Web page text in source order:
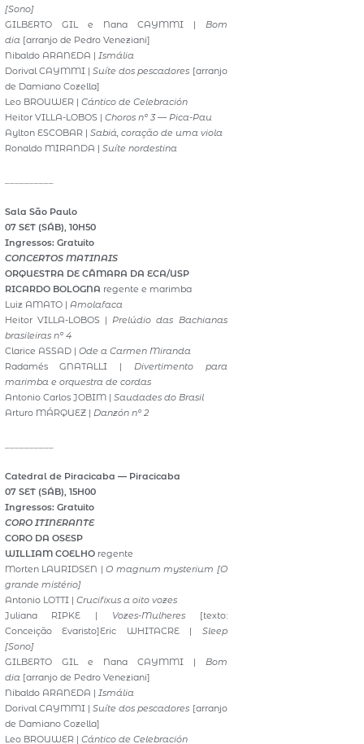
[Sono]
GILBERTO GIL e Nana CAYMMI | Bom
dia [arranjo de Pedro Veneziani]
Nibaldo ARANEDA | Ismália
Dorival CAYMMI |Suíte dos pescadores [arranjo
de Damiano Cozella]
Leo BROUWER | Cántico de Celebración
Heitor VILLA-LOBOS | Choros nº 3 — Pica-Pau
Aylton ESCOBAR | Sabiá, coração de uma viola
Ronaldo MIRANDA | Suíte nordestina
Sala São Paulo
07 SET (SÁB), 10H50
Ingressos: Gratuito
CONCERTOS MATINAIS
ORQUESTRA DE CÂMARA DA ECA/USP
RICARDO BOLOGNA regente e marimba
Luiz AMATO | Amolafaca
Heitor VILLA-LOBOS |Prelúdio das Bachianas
brasileiras nº 4
Clarice ASSAD | Ode a Carmen Miranda
Radamés GNATALLI | Divertimento para
marimba e orquestra de cordas
Antonio Carlos JOBIM | Saudades do Brasil
Arturo MÁRQUEZ | Danzón nº 2
Catedral de Piracicaba — Piracicaba
07 SET (SÁB), 15H00
Ingressos: Gratuito
CORO ITINERANTE
CORO DA OSESP
WILLIAM COELHO regente
Morten LAURIDSEN |O magnum mysterium [O
grande mistério]
Antonio LOTTI | Crucifixus a oito vozes
Juliana RIPKE | Vozes-Mulheres
[texto:
Conceição Evaristo]Eric WHITACRE | Sleep
[Sono]
GILBERTO GIL e Nana CAYMMI | Bom
dia [arranjo de Pedro Veneziani]
Nibaldo ARANEDA | Ismália
Dorival CAYMMI |Suíte dos pescadores [arranjo
de Damiano Cozella]
Leo BROUWER | Cántico de Celebración